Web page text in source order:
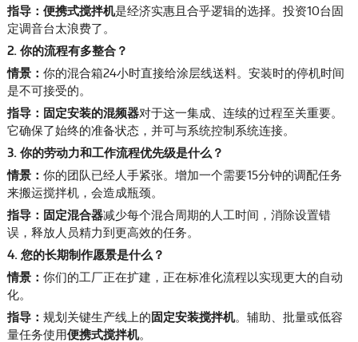
指导： 便携式搅拌机是经济实惠且合乎逻辑的选择。投资10台固
定调音台太浪费了。
2. 你的流程有多整合？
情景： 你的混合箱24小时直接给涂层线送料。安装时的停机时间
是不可接受的。
指导： 固定安装的混频器对于这一集成、连续的过程至关重要。
它确保了始终的准备状态，并可与系统控制系统连接。
3. 你的劳动力和工作流程优先级是什么？
情景： 你的团队已经人手紧张。增加一个需要15分钟的调配任务
来搬运搅拌机，会造成瓶颈。
指导： 固定混合器减少每个混合周期的人工时间，消除设置错
误，释放人员精力到更高效的任务。
4. 您的长期制作愿景是什么？
情景： 你们的工厂正在扩建，正在标准化流程以实现更大的自动
化。
指导： 规划关键生产线上的固定安装搅拌机。辅助、批量或低容
量任务使用便携式搅拌机。